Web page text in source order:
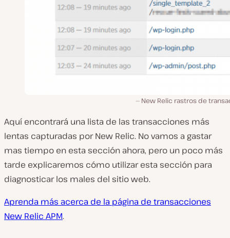
New Relic rastros de
Aquí encontrará una lista de las transacciones más
lentas capturadas por New Relic. No vamos a gastar
mas tiempo en esta sección ahora, pero un poco más
tarde explicaremos cómo utilizar esta sección para
diagnosticar los males del sitio web.
Aprenda más acerca de la página de transacciones
New Relic APM.